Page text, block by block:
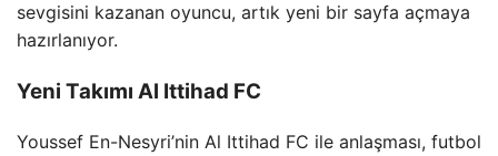
sevgisini kazanan oyuncu, artık yeni bir sayfa açmaya
hazırlanıyor.
Yeni Takımı Al Ittihad FC
Youssef En-Nesyri’nin Al Ittihad FC ile anlaşması, futbol